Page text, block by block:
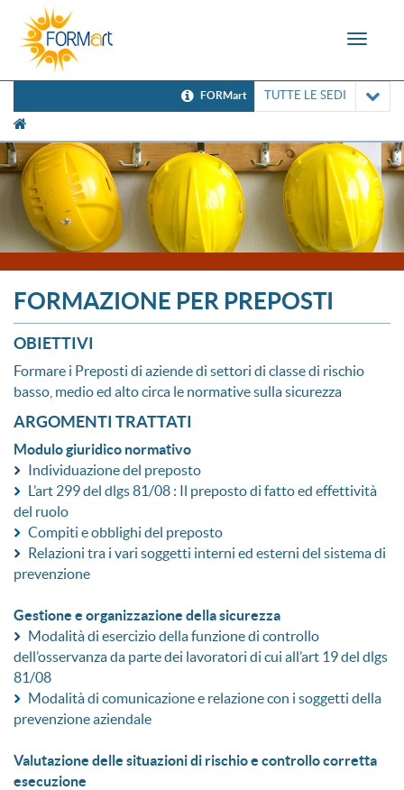
Toggle
FORMart TUTTE LE SEDI
FORMAZIONE PER PREPOSTI
OBIETTIVI
Formare i Preposti di aziende di settori di classe di rischio
basso, medio ed alto circa le normative sulla sicurezza
ARGOMENTI TRATTATI
Modulo giuridico normativo
Individuazione del preposto
L’art 299 del dlgs 81/08 : Il preposto di fatto ed effettività
del ruolo
Compiti e obblighi del preposto
Relazioni tra i vari soggetti interni ed esterni del sistema di
prevenzione
Gestione e organizzazione della sicurezza
Modalità di esercizio della funzione di controllo
dell’osservanza da parte dei lavoratori di cui all’art 19 del dlgs
81/08
Modalità di comunicazione e relazione con i soggetti della
prevenzione aziendale
Valutazione delle situazioni di rischio e controllo corretta
esecuzione